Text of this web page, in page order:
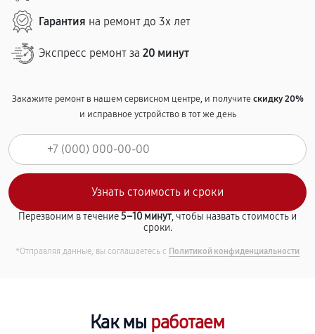
Гарантия на ремонт до 3х лет
Экспресс ремонт за 20 минут
Закажите ремонт в нашем сервисном центре, и получитескидку 20%
и исправное устройство в тот же день
Перезвоним в течение5–10 минут, чтобы назвать стоимость и
сроки.
*Отправляя данные, вы соглашаетесь с Политикой конфиденциальности
Как мы работаем